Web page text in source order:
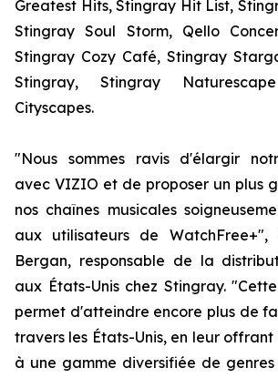
Greatest Hits, Stingray Hit List,
Stingray Soul Storm, Qello
Stingray Cozy Café, Stingray
Stingray, Stingray
Cityscapes.
"Nous sommes ravis d'élargir
avec VIZIO et de proposer un plus
nos chaînes musicales
aux utilisateurs de
Bergan, responsable de la
aux États-Unis chez Stingray.
permet d'atteindre encore plus de
travers les États-Unis, en leur
à une gamme diversifiée de